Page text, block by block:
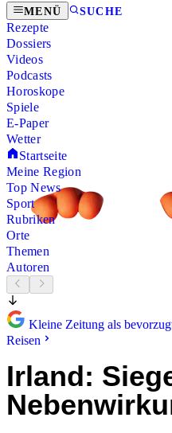
MENÜ SUCHE
Rezepte
Dossiers
Videos
Podcasts
Horoskope
Spiele
E-Paper
Wetter
Startseite
Meine Region
Top News
Sport
Rubriken
Orte
Themen
Autoren
Kleine Zeitung als
Reisen
Irland: